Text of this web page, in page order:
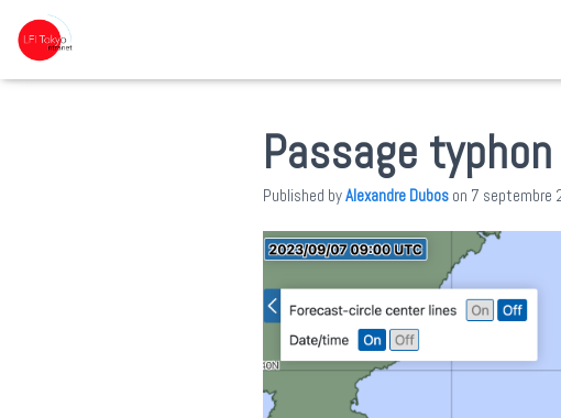
Passage
Published byAlexandre Dubos on 7 septembre